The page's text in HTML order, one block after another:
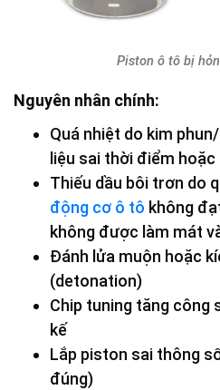
Piston ô tô bị
Nguyên nhân chính:
Quá nhiệt do kim
liệu sai thời điểm hoặc
Thiếu dầu bôi trơn do
động cơ ô tô không
không được làm mát
Đánh lửa muộn hoặc
(detonation)
Chip tuning tăng công
kế
Lắp piston sai thông
đúng)